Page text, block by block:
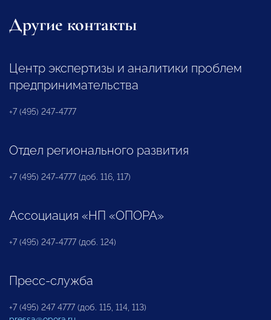
Другие контакты
Центр экспертизы и аналитики проблем
предпринимательства
+7 (495) 247-4777
Отдел регионального развития
+7 (495) 247-4777 (доб. 116, 117)
Ассоциация «НП «ОПОРА»
+7 (495) 247-4777 (доб. 124)
Пресс-служба
+7 (495) 247 4777 (доб. 115, 114, 113)